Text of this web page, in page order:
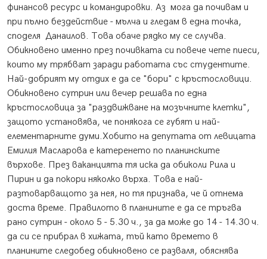
финансов ресурс и командировки. Аз мога да почивам и
при пълно бездействие - мълча и гледам в една точка,
споделя Данаилов. Това обаче рядко му се случва.
Обикновено именно през почивката си повече чете пиеси,
които му трябват заради работата със студентите.
Най-добрият му отдих е да се "бори" с кръстословици.
Обикновено сутрин или вечер решава по една
кръстословица за "раздвижване на мозъчните клетки",
защото установява, че понякога се губят и най-
елементарните думи.Хобито на депутата от левицата
Емилия Масларова е катеренето по планинските
върхове. През ваканцията тя иска да обиколи Рила и
Пирин и да покори няколко върха. Това е най-
разтоварващото за нея, но тя признава, че й отнема
доста време. Правилото в планините е да се тръгва
рано сутрин - около 5 - 5.30 ч., за да може до 14 - 14.30 ч.
да си се прибрал в хижата, тъй като времето в
планините следобед обикновено се разваля, обяснява